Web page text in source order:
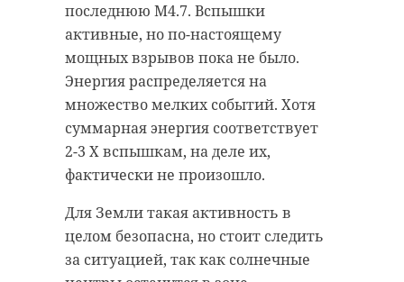
последнюю M4.7. Вспышки
активные, но по-настоящему
мощных взрывов пока не было.
Энергия распределяется на
множество мелких событий. Хотя
суммарная энергия соответствует
2-3 X вспышкам, на деле их,
фактически не произошло.
Для Земли такая активность в
целом безопасна, но стоит следить
за ситуацией, так как солнечные